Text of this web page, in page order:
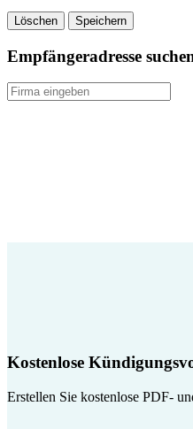
Löschen Speichern
Empfängeradresse
Kostenlose
Erstellen Sie kostenlose PDF-